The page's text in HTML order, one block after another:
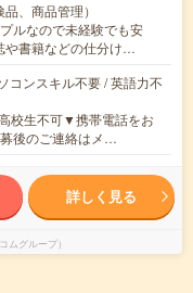
、商品管理）
ルなので未経験でも安
書籍などの仕分け…
コンスキル不要 / 英語力不
校生不可▼携帯電話をお
後のご連絡はメ…
詳しく見る
ムグループ）